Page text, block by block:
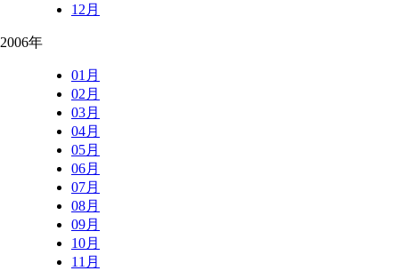
12月
2006年
01月
02月
03月
04月
05月
06月
07月
08月
09月
10月
11月